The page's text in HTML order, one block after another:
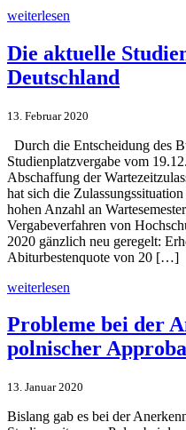
weiterlesen
Die aktuelle
Deutschland​
13. Februar 2020
Durch die Entscheidung des
Studienplatzvergabe vom
Abschaffung der
hat sich die
hohen Anzahl an
Vergabeverfahren von
2020 gänzlich neu geregelt:
Abiturbestenquote von 20 […]
weiterlesen
Probleme bei der
polnischer
13. Januar 2020
Bislang gab es bei der